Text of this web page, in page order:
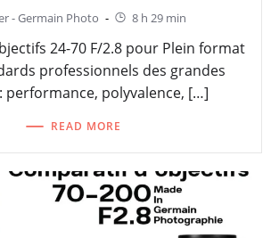
- Germain Photo - 8 h 29 min
24-70 F/2.8 pour Plein format
professionnels des grandes
performance, polyvalence, […]
READ MORE